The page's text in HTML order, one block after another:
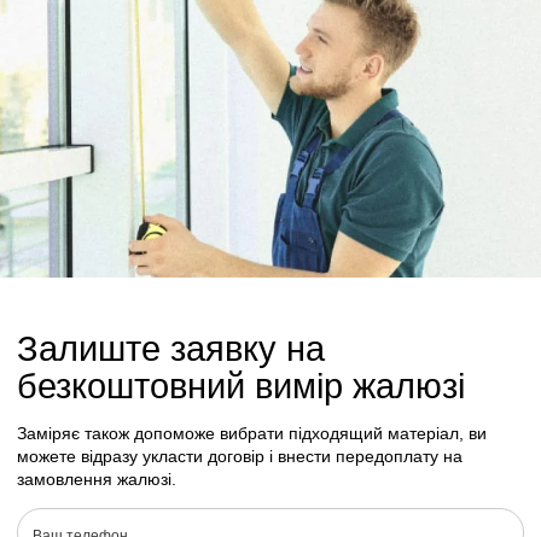
Залиште заявку на
безкоштовний вимір жалюзі
Заміряє також допоможе вибрати підходящий матеріал, ви
можете відразу укласти договір і внести передоплату на
замовлення жалюзі.